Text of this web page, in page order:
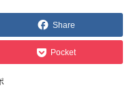
Share
Pocket